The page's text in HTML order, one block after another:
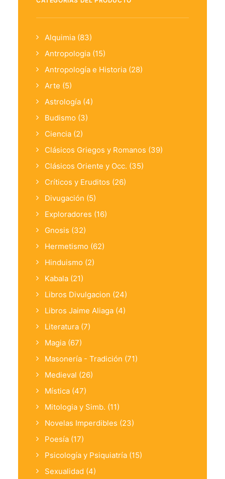
Alquimia (83)
Antropologia (15)
Antropología e Historia (28)
Arte (5)
Astrología (4)
Budismo (3)
Ciencia (2)
Clásicos Griegos y Romanos (39)
Clásicos Oriente y Occ. (35)
Críticos y Eruditos (26)
Divugación (5)
Exploradores (16)
Gnosis (32)
Hermetismo (62)
Hinduismo (2)
Kabala (21)
Libros Divulgacion (24)
Libros Jaime Aliaga (4)
Literatura (7)
Magia (67)
Masonería - Tradición (71)
Medieval (26)
Mística (47)
Mitologia y Simb. (11)
Novelas Imperdibles (23)
Poesía (17)
Psicología y Psiquiatría (15)
Sexualidad (4)